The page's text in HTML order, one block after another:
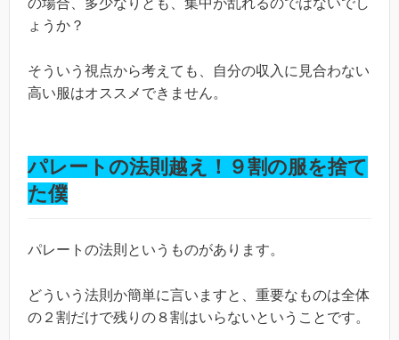
の場合、多少なりとも、集中が乱れるのではないでし
ょうか？
そういう視点から考えても、自分の収入に見合わない
高い服はオススメできません。
パレートの法則越え！９割の服を捨て
た僕
パレートの法則というものがあります。
どういう法則か簡単に言いますと、重要なものは全体
の２割だけで残りの８割はいらないということです。